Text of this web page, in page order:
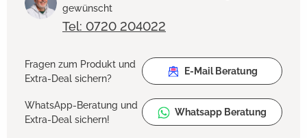
gewünscht
Tel: 0720 204022
Fragen zum Produkt und
Extra-Deal sichern?
E-Mail Beratung
WhatsApp-Beratung und
Extra-Deal sichern!
Whatsapp Beratung